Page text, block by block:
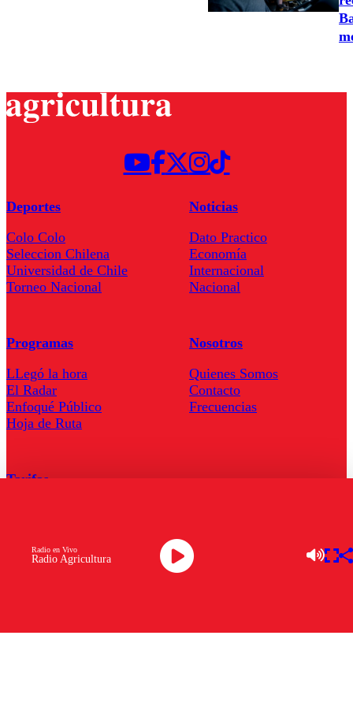
Radio Agricultura
Radio en Vivo
Deportes
Colo Colo
Seleccion Chilena
Universidad de Chile
Torneo Nacional
Noticias
Dato Practico
Economía
Internacional
Nacional
Programas
LLegó la hora
El Radar
Enfoqué Público
Hoja de Ruta
Nosotros
Quienes Somos
Contacto
Frecuencias
Tarifas
Descarga la APP